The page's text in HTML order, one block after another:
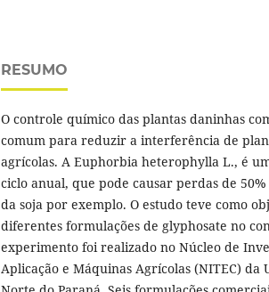
RESUMO
O controle químico das plantas daninhas
comum para reduzir a interferência de
agrícolas. A Euphorbia heterophylla L., é
ciclo anual, que pode causar perdas de
da soja por exemplo. O estudo teve como
diferentes formulações de glyphosate no
experimento foi realizado no Núcleo de
Aplicação e Máquinas Agrícolas (NITEC) da